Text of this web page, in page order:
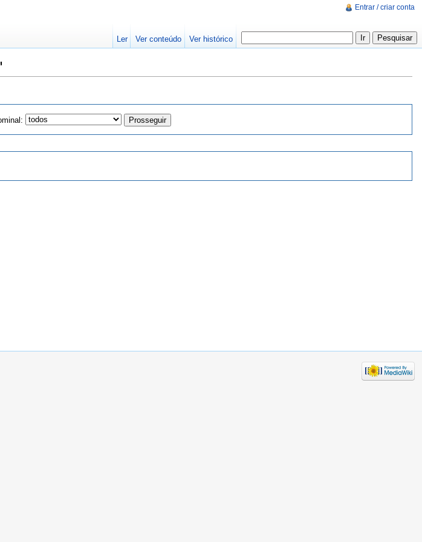
Entrar / criar conta
Ler Ver conteúdo Ver histórico